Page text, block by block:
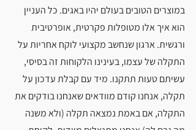
במוצרים הטובים בעולם יהיו באגים. כל העניין
הוא איך אלו מטופלות פקרטית, אופרטיבית
ורגשית. ארגון שנחשב מקצועי לוקח אחריות על
התקלה של עצמו, בעינינו הלקוחות זה בסיסי,
עשיתם טעות תתקנו. מיד עם קבלת עדכון על
תקלה, אנחנו קודם מוודאים שאנחנו בודקים את
התקלה, אם באמת נמצאה תקלה (ולא משנה